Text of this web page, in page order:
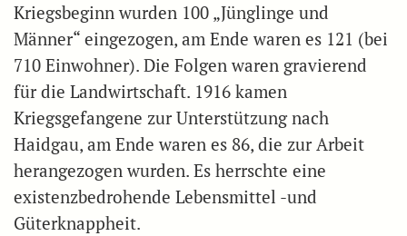
Kriegsbeginn wurden 100 „Jünglinge und
Männer“ eingezogen, am Ende waren es 121 (bei
710 Einwohner). Die Folgen waren gravierend
für die Landwirtschaft. 1916 kamen
Kriegsgefangene zur Unterstützung nach
Haidgau, am Ende waren es 86, die zur Arbeit
herangezogen wurden. Es herrschte eine
existenzbedrohende Lebensmittel -und
Güterknappheit.